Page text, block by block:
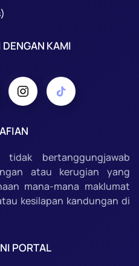
KAMI
tidak bertanggungjawab
atau kerugian yang
mana-mana maklumat
kesilapan kandungan di
PORTAL